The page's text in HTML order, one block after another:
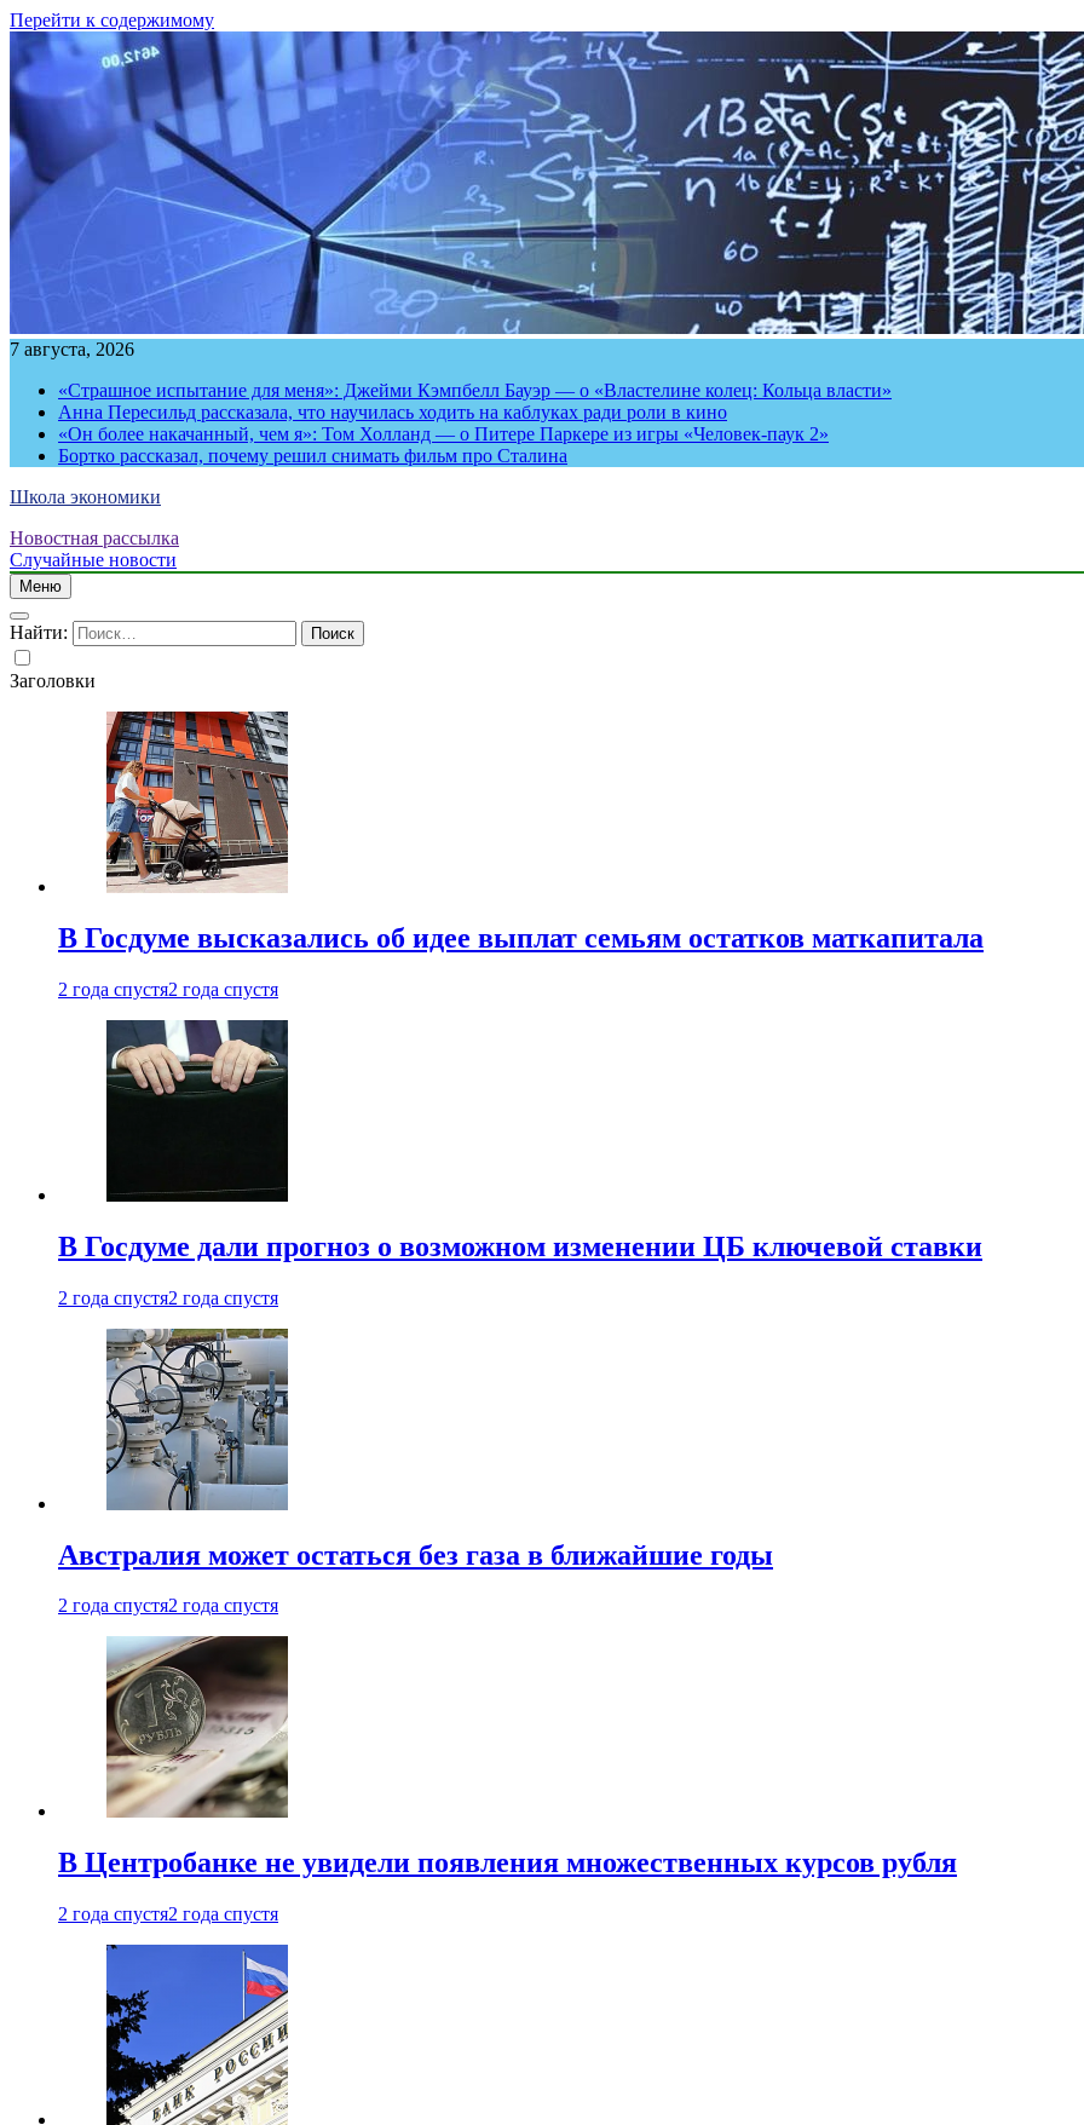
Перейти к содержимому
7 августа, 2026
«Страшное испытание для меня»: Джейми Кэмпбелл Бауэр — о «Властелине колец: Кольца власти»
Анна Пересильд рассказала, что научилась ходить на каблуках ради роли в кино
«Он более накачанный, чем я»: Том Холланд — о Питере Паркере из игры «Человек-паук 2»
Бортко рассказал, почему решил снимать фильм про Сталина
Школа экономики
Новостная рассылка
Случайные новости
Меню
Найти:
Заголовки
В Госдуме высказались об идее выплат семьям остатков маткапитала
2 года спустя2 года спустя
В Госдуме дали прогноз о возможном изменении ЦБ ключевой ставки
2 года спустя2 года спустя
Австралия может остаться без газа в ближайшие годы
2 года спустя2 года спустя
В Центробанке не увидели появления множественных курсов рубля
2 года спустя2 года спустя